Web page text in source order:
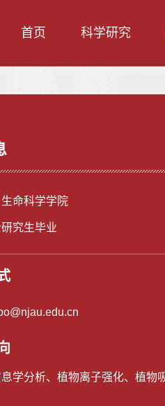
首页 科学研究
命科学学院
究生毕业
学分析、植物离子强化、植物